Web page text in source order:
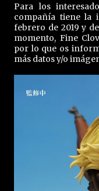
Para los
compañía tiene la
febrero de 2019 y
momento, Fine
por lo que os
más datos y/o